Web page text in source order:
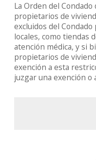
La Orden del
propietarios de
excluidos del
locales, como tiendas
atención médica, y si
propietarios de
exención a esta
juzgar una exención o